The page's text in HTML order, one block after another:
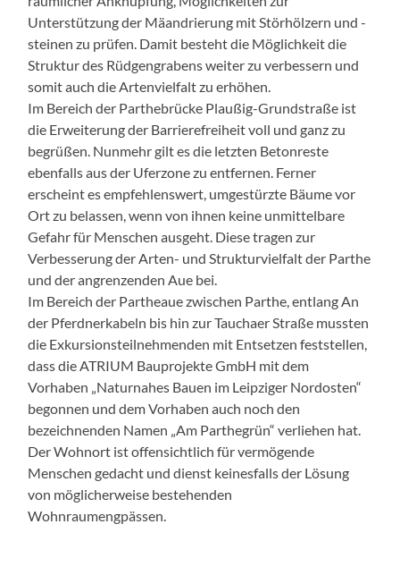
Unterstützung der Mäandrierung mit Störhölzern und -
steinen zu prüfen. Damit besteht die Möglichkeit die
Struktur des Rüdgengrabens weiter zu verbessern und
somit auch die Artenvielfalt zu erhöhen.
Im Bereich der Parthebrücke Plaußig-Grundstraße ist
die Erweiterung der Barrierefreiheit voll und ganz zu
begrüßen. Nunmehr gilt es die letzten Betonreste
ebenfalls aus der Uferzone zu entfernen. Ferner
erscheint es empfehlenswert, umgestürzte Bäume vor
Ort zu belassen, wenn von ihnen keine unmittelbare
Gefahr für Menschen ausgeht. Diese tragen zur
Verbesserung der Arten- und Strukturvielfalt der Parthe
und der angrenzenden Aue bei.
Im Bereich der Partheaue zwischen Parthe, entlang An
der Pferdnerkabeln bis hin zur Tauchaer Straße mussten
die Exkursionsteilnehmenden mit Entsetzen feststellen,
dass die ATRIUM Bauprojekte GmbH mit dem
Vorhaben „Naturnahes Bauen im Leipziger Nordosten“
begonnen und dem Vorhaben auch noch den
bezeichnenden Namen „Am Parthegrün“ verliehen hat.
Der Wohnort ist offensichtlich für vermögende
Menschen gedacht und dienst keinesfalls der Lösung
von möglicherweise bestehenden
Wohnraumengpässen.